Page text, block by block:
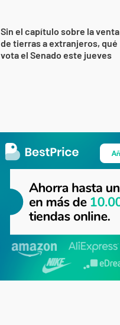
Sin el capítulo sobre la venta
de tierras a extranjeros, qué
vota el Senado este jueves